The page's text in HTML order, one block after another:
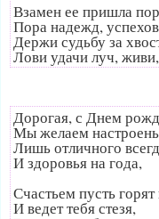
Взамен ее пришла
Пора надежд,
Держи судьбу за
Лови удачи луч,
Дорогая, с Днем
Мы желаем
Лишь отличного
И здоровья на года,
Счастьем пусть горят
И ведет тебя стезя,